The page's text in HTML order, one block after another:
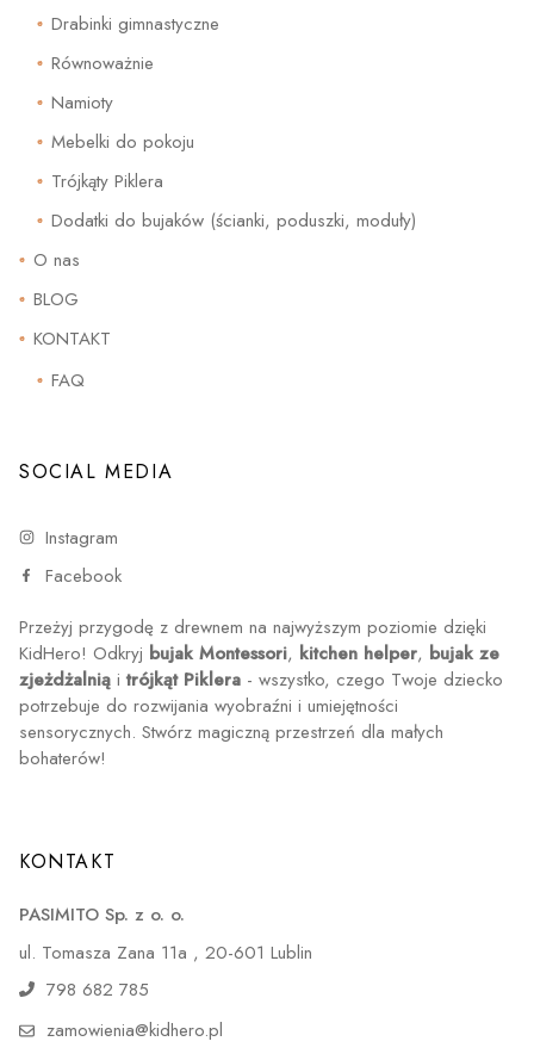
Drabinki gimnastyczne
Równoważnie
Namioty
Mebelki do pokoju
Trójkąty Piklera
Dodatki do bujaków (ścianki, poduszki, moduły)
O nas
BLOG
KONTAKT
FAQ
SOCIAL MEDIA
Instagram
Facebook
Przeżyj przygodę z drewnem na najwyższym poziomie dzięki
KidHero! Odkryj bujak Montessori, kitchen helper, bujak ze
zjeżdżalnią i trójkąt Piklera - wszystko, czego Twoje dziecko
potrzebuje do rozwijania wyobraźni i umiejętności
sensorycznych. Stwórz magiczną przestrzeń dla małych
bohaterów!
KONTAKT
PASIMITO Sp. z o. o.
ul. Tomasza Zana 11a , 20-601 Lublin
798 682 785
zamowienia@kidhero.pl